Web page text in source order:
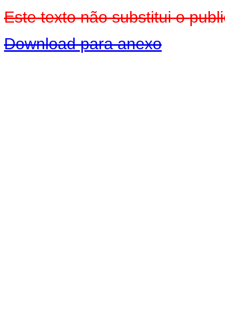
Este texto não substitui o
Download para anexo